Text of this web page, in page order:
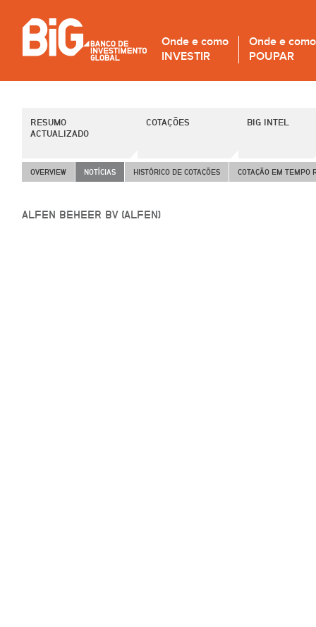
Onde e como
INVESTIR
Onde e como
POUPAR
RESUMO
ACTUALIZADO
COTAÇÕES BIG INTEL
OVERVIEW NOTÍCIAS HISTÓRICO DE COTAÇÕES COTAÇÃO EM TEMPO
ALFEN BEHEER BV (ALFEN)